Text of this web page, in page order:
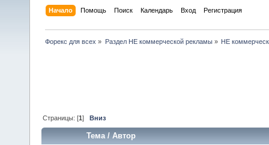
Начало Помощь Поиск Календарь Вход Регистрация
Форекс для всех » Раздел НЕ коммерческой рекламы» НЕ
Страницы: [1]Вниз
Тема/Автор